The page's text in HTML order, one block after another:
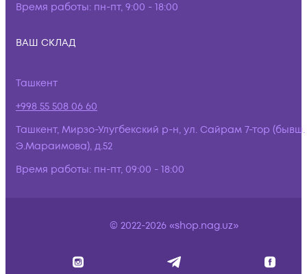
Время работы: пн-пт, 9:00 - 18:00
ВАШ СКЛАД
Ташкент
+998 55 508 06 60
Ташкент, Мирзо-Улугбекский р-н, ул. Сайрам 7-тор (бывш.
Э.Мараимова), д.52
Время работы: пн-пт, 09:00 - 18:00
© 2022-2026 «shop.nag.uz»